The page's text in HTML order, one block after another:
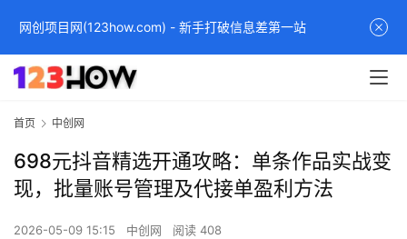
首页 中创网
698元抖音精选开通攻略：单条作品实战变
现，批量账号管理及代接单盈利方法
2026-05-09 15:15 中创网 阅读 408
网创项目网(123how.com) - 新手打破信息差第一站